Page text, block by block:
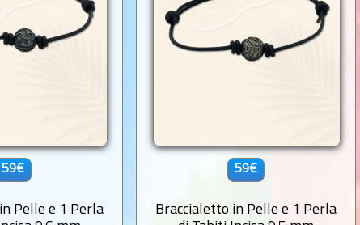
59€
Pelle e 1 Perla
59€
Braccialetto in Pelle e 1 Perla